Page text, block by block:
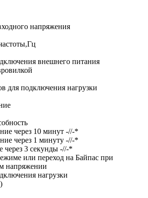
напряжения
внешнего питания
для подключения нагрузки
через 10 минут -//-*
через 1 минуту -//-*
через 3 секунды -//-*
или переход на Байпас при
напряжении
нагрузки